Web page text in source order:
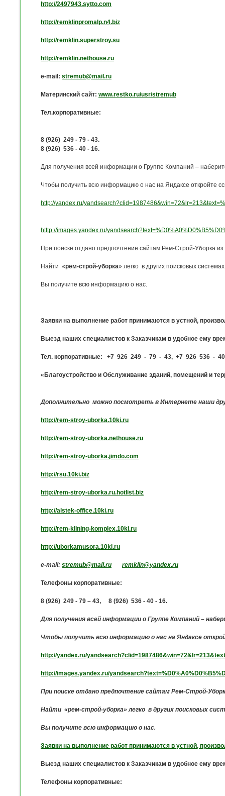
http://2497943.sytto.com
http://remklinpromalp.n4.biz
http://remklin.superstroy.su
http://remklin.nethouse.ru
e-mail: stremub@mail.ru
Материнский сайт: www.restko.ru/usr/stremub
Тел.корпоративные:
8 (926) 249 - 79 - 43.
8 (926) 536 - 40 - 16.
Для получения всей информации о Группе Компаний –
Чтобы получить всю информацию о нас на Яндаксе откройте
http://yandex.ru/
htttp://images.yandex.ru/
При поиске отдано предпочтение сайтам Рем-Строй-Уборка
Найти «рем-строй-уборка» легко в других поисковых
Вы получите всю информацию о нас.
Заявки на выполнение работ принимаются в устной,
Выезд наших специалистов к Заказчикам в удобное ему
Тел. корпоративные: +7 926 249 - 79 - 43, +7 926 536 -
«Благоустройство и Обслуживание зданий, помещений и
Дополнительно можно посмотреть в Интернете наши
http://rem-stroy-uborka.10ki.ru
http://rem-stroy-uborka.nethouse.ru
http://rem-stroy-uborka.jimdo.com
http://rsu.10ki.biz
http://rem-stroy-uborka.ru.hotlist.biz
http://alstek-office.10ki.ru
http://rem-klining-komplex.10ki.ru
http://uborkamusora.10ki.ru
e-mail: stremub@mail.ru remklin@yandex.ru
Телефоны корпоративные:
8 (926) 249 - 79 – 43, 8 (926) 536 - 40 - 16.
Для получения всей информации о Группе Компаний –
Чтобы получить всю информацию о нас на Яндаксе
http://yandex.ru/
http://images.yandex.ru/
При поиске отдано предпочтение сайтам Рем-Строй-
Найти «рем-строй-уборка» легко в других поисковых
Вы получите всю информацию о нас.
Заявки на выполнение работ принимаются в устной,
Выезд наших специалистов к Заказчикам в удобное ему
Телефоны корпоративные: